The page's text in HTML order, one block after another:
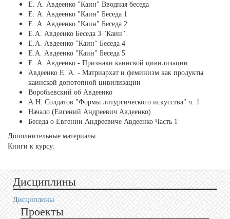
Е. А. Авдеенко "Каин" Вводная беседа
Е. А. Авдеенко "Каин" Беседа 1
Е. А. Авдеенко "Каин" Беседа 2
Е.А. Авдеенко Беседа 3 "Каин".
Е.А. Авдеенко "Каин" Беседа 4
Е.А. Авдеенко "Каин" Беседа 5
Е. А. Авдеенко - Признаки каинской цивилизации
Авдеенко Е. А. - Матриархат и феминизм как продукты
каинской допотопной цивилизации
Воробьевский об Авдеенко
А.Н. Солдатов "Формы литургического искусства" ч. 1
Начало (Евгений Андреевич Авдеенко)
Беседа о Евгении Андреевиче Авдеенко Часть 1
Дополнительные материалы
Книги к курсу:
Дисциплины
Дисциплины
Проекты